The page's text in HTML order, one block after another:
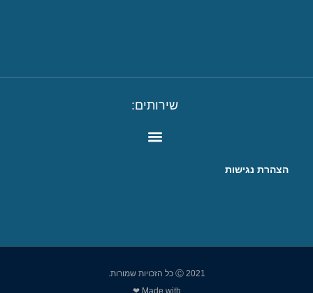
שירותים:
הצהרת נגישות
Ⓒ 2021 כל הזכויות שמורות.
Made with ❤